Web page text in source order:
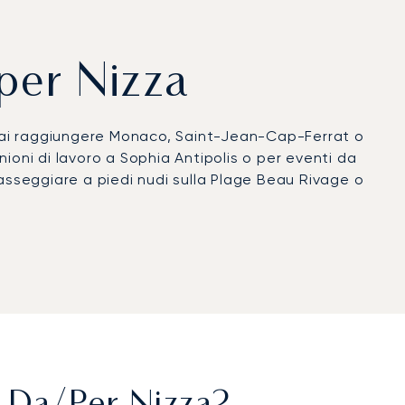
Nizza
raggiungere Monaco, Saint-Jean-Cap-Ferrat o
di lavoro a Sophia Antipolis o per eventi da
a piedi nudi sulla Plage Beau Rivage o
doganali e di sicurezza privati